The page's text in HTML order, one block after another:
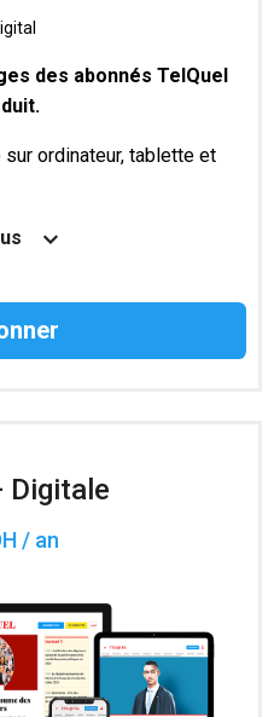
des abonnés TelQuel
ordinateur, tablette et
numérique avant la sortie
résérvées aux
Digitale
/ an